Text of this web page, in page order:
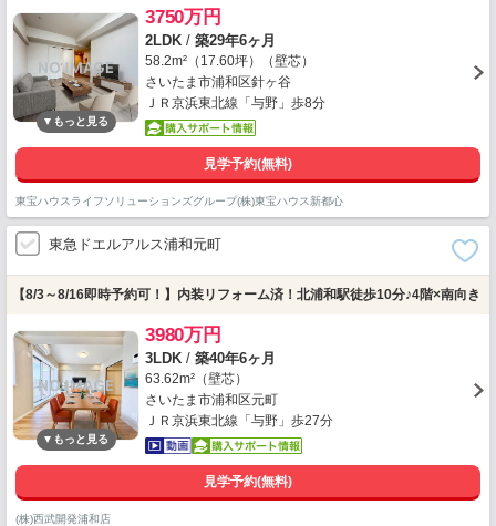
3750万円
2LDK / 築29年6ヶ月
58.2m²（17.60坪）（壁芯）
さいたま市浦和区針ヶ谷
ＪＲ京浜東北線「与野」歩8分
見学予約(無料)
東宝ハウスライフソリューションズグループ(株)東宝ハウス新都心
東急ドエルアルス浦和元町
【8/3～8/16即時予約可！】内装リフォーム済！北浦和駅徒歩10分♪4階×南向き
3980万円
3LDK / 築40年6ヶ月
63.62m²（壁芯）
さいたま市浦和区元町
ＪＲ京浜東北線「与野」歩27分
見学予約(無料)
(株)西武開発浦和店